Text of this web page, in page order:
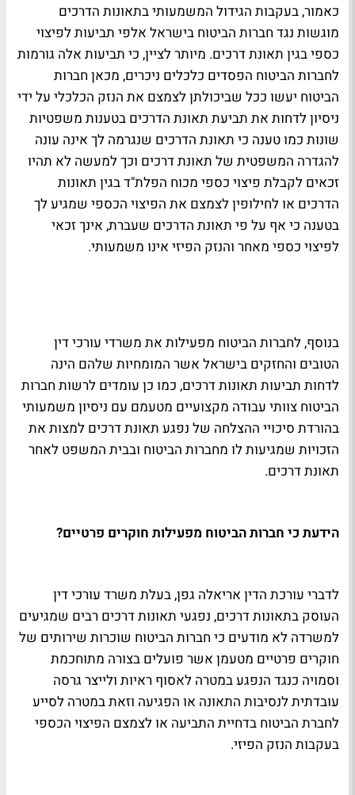
כאמור, בעקבות הגידול המשמעותי בתאונות הדרכים
מוגשות נגד חברות הביטוח בישראל אלפי תביעות לפיצוי
כספי בגין תאונת דרכים. מיותר לציין, כי תביעות אלה גורמות
לחברות הביטוח הפסדים כלכלים ניכרים, מכאן חברות
הביטוח יעשו ככל שביכולתן לצמצם את הנזק הכלכלי על ידי
ניסיון לדחות את תביעת תאונת הדרכים בטענות משפטיות
שונות כמו טענה כי תאונת הדרכים שנגרמה לך אינה עונה
להגדרה המשפטית של תאונת דרכים וכך למעשה לא תהיו
זכאים לקבלת פיצוי כספי מכוח הפלת"ד בגין תאונות
הדרכים או לחילופין לצמצם את הפיצוי הכספי שמגיע לך
בטענה כי אף על פי תאונת הדרכים שעברת, אינך זכאי
לפיצוי כספי מאחר והנזק הפיזי אינו משמעותי.
בנוסף, לחברות הביטוח מפעילות את משרדי עורכי דין
הטובים והחזקים בישראל אשר המומחיות שלהם הינה
לדחות תביעות תאונות דרכים, כמו כן עומדים לרשות חברות
הביטוח צוותי עבודה מקצועיים מטעמם עם ניסיון משמעותי
בהורדת סיכויי ההצלחה של נפגע תאונת דרכים למצות את
הזכויות שמגיעות לו מחברות הביטוח ובבית המשפט לאחר
תאונת דרכים.
הידעת כי חברות הביטוח מפעילות חוקרים פרטיים?
לדברי עורכת הדין אריאלה גפן, בעלת משרד עורכי דין
העוסק בתאונות דרכים, נפגעי תאונות דרכים רבים שמגיעים
למשרדה לא מודעים כי חברות הביטוח שוכרות שירותים של
חוקרים פרטיים מטעמן אשר פועלים בצורה מתוחכמת
וסמויה כנגד הנפגע במטרה לאסוף ראיות ולייצר גרסה
עובדתית לנסיבות התאונה או הפגיעה וזאת במטרה לסייע
לחברת הביטוח בדחיית התביעה או לצמצם הפיצוי הכספי
בעקבות הנזק הפיזי.